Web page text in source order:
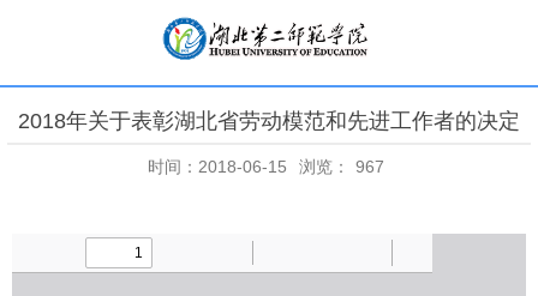
2018年关于表彰湖北省劳动模范和先进工作者的决定
时间：2018-06-15 浏览： 967